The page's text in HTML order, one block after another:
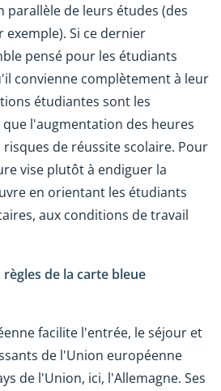
parallèle de leurs études (des
Si ce dernier
pensé pour les étudiants
convienne complètement à leur
étudiantes sont les
l'augmentation des heures
de réussite scolaire. Pour
vise plutôt à endiguer la
en orientant les étudiants
aux conditions de travail
de la carte bleue
facilite l'entrée, le séjour et
de l'Union européenne
de l'Union, ici, l'Allemagne. Ses